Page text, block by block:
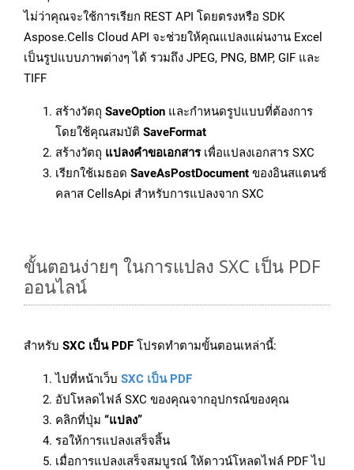
ไม่ว่าคุณจะใช้การเรียก REST API โดยตรงหรือ SDK
Aspose.Cells Cloud API จะช่วยให้คุณแปลงแผ่นงาน Excel
เป็นรูปแบบภาพต่างๆ ได้ รวมถึง JPEG, PNG, BMP, GIF และ
TIFF
สร้างวัตถุ SaveOption และกำหนดรูปแบบที่ต้องการ
โดยใช้คุณสมบัติ SaveFormat
สร้างวัตถุ แปลงคำขอเอกสารเพื่อแปลงเอกสาร SXC
เรียกใช้เมธอด SaveAsPostDocument ของอินสแตนซ์
คลาส CellsApi สำหรับการแปลงจาก SXC
ขั้นตอนง่ายๆ ในการแปลง SXC เป็น PDF
ออนไลน์
สำหรับ SXC เป็น PDF โปรดทำตามขั้นตอนเหล่านี้:
ไปที่หน้าเว็บ SXC เป็น PDF
อัปโหลดไฟล์ SXC ของคุณจากอุปกรณ์ของคุณ
คลิกที่ปุ่ม “แปลง”
รอให้การแปลงเสร็จสิ้น
เมื่อการแปลงเสร็จสมบูรณ์ ให้ดาวน์โหลดไฟล์ PDF ไป